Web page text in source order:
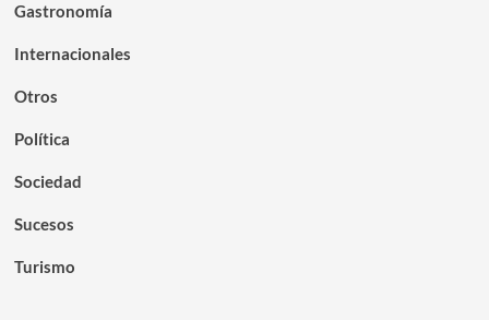
Gastronomía
Internacionales
Otros
Política
Sociedad
Sucesos
Turismo